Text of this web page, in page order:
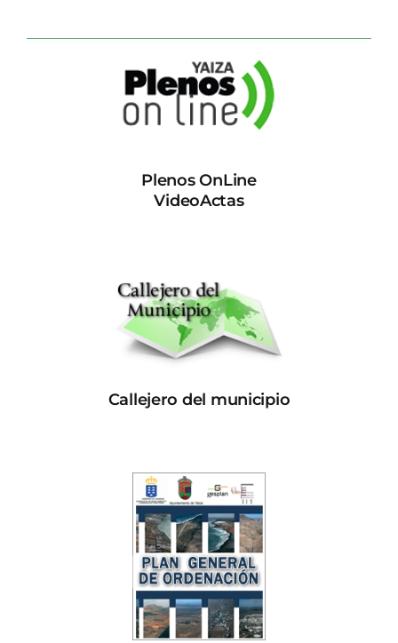
Plenos OnLine
VideoActas
Callejero del municipio